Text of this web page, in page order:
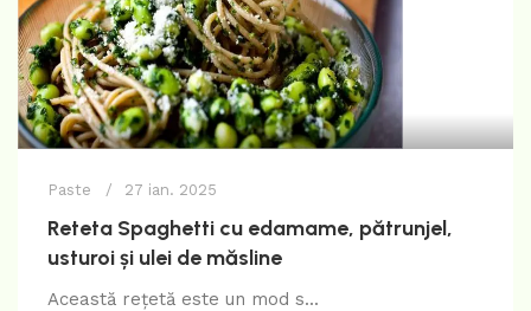
Paste 27 ian. 2025
Reteta Spaghetti cu edamame, pătrunjel,
usturoi și ulei de măsline
Această rețetă este un mod s...